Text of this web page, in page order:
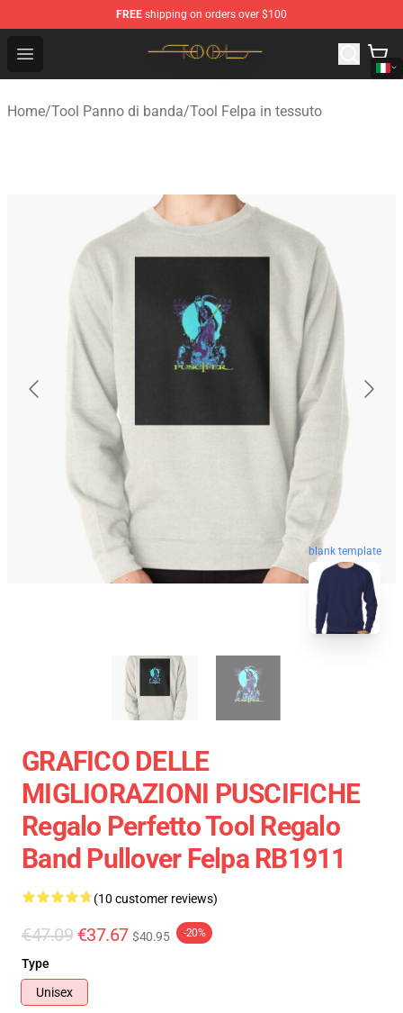
FREE shipping on orders over $100
Open menu
Tool Store - Official Tool Merchandise Shop
Home/Tool Panno di banda/Tool Felpa in tessuto
blank template
GRAFICO DELLE
MIGLIORAZIONI PUSCIFICHE
Regalo Perfetto Tool Regalo
Band Pullover Felpa RB1911
(10 customer reviews)
€47.09 €37.67 $40.95 -20%
Type
Unisex